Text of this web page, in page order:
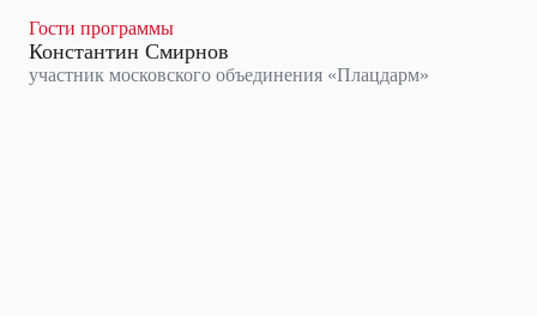
Гости программы
Константин Смирнов
участник московского объединения «Плацдарм»